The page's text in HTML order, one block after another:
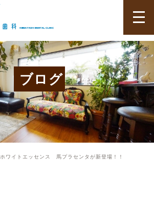
ブログ
ホワイトエッセンス 馬プラセンタが新登場！！